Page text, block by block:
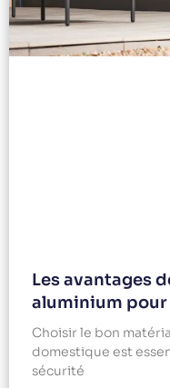
Les avantages
aluminium
Choisir le bon
domestique est
sécurité